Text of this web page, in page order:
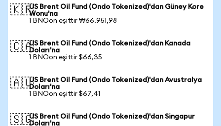
🇰🇷US Brent Oil Fund (Ondo Tokenized)'dan Güney Kore
Wonu'na
1 BNOon eşittir ₩66.951,98
🇨🇦US Brent Oil Fund (Ondo Tokenized)'dan Kanada
Doları'na
1 BNOon eşittir $66,35
🇦🇺US Brent Oil Fund (Ondo Tokenized)'dan Avustralya
Doları'na
1 BNOon eşittir $67,41
🇸🇬US Brent Oil Fund (Ondo Tokenized)'dan Singapur
Doları'na